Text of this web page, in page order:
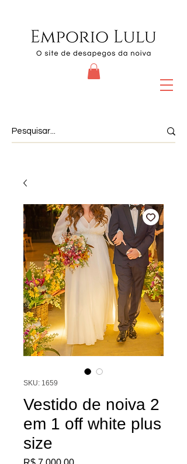
SKU: 1659
Vestido de noiva 2
em 1 off white plus
size